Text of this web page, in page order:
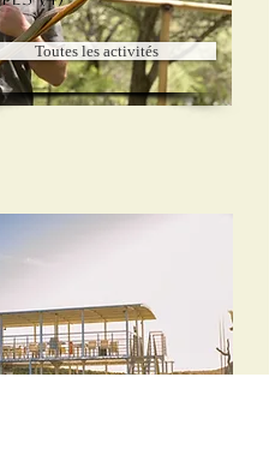
Toutes les activités